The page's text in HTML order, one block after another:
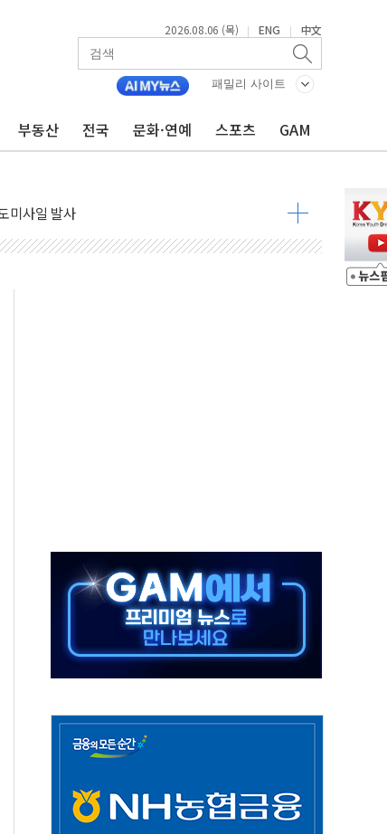
2026.08.06 (목) | ENG | 中文
패밀리 사이트
부동산 전국 문화·연예 스포츠 GAM
도 박스권…美 암호화폐 법안 처리 여부도 변수
'62일째'..."대부분 여기서 상주"
목에 코스피 '휘청'
·건물 1동 전소
상…리뉴얼이 경쟁력 가른다
속적부심 기각
… 패트리엇 미사일 지원, 작년의 3분의 1
송치
서울 한낮 39도
분 만에 진화
사법 틀 바꿔…국민 불안감 가중"
전년 比 21.2%↑
술로 글로벌 방산 시장 공략"